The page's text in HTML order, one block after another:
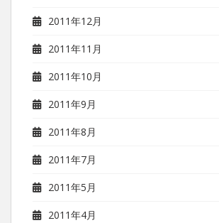
2011年12月
2011年11月
2011年10月
2011年9月
2011年8月
2011年7月
2011年5月
2011年4月